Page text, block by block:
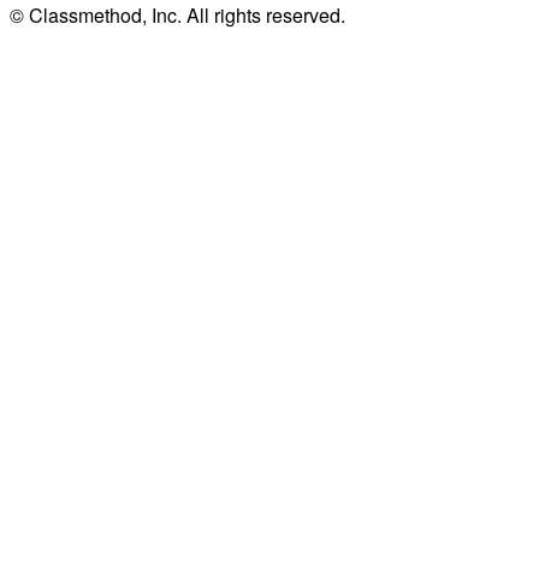
© Classmethod, Inc. All rights reserved.